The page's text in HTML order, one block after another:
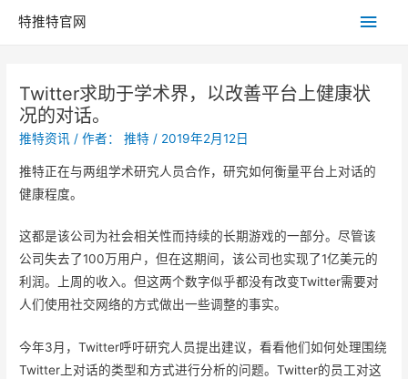
特推特官网
主
单
Twitter求助于学术界，以改善平台上健康状
况的对话。
推特资讯 / 作者：推特 / 2019年2月12日
推特正在与两组学术研究人员合作，研究如何衡量平台上对话的
健康程度。
这都是该公司为社会相关性而持续的长期游戏的一部分。尽管该
公司失去了100万用户，但在这期间，该公司也实现了1亿美元的
利润。上周的收入。但这两个数字似乎都没有改变Twitter需要对
人们使用社交网络的方式做出一些调整的事实。
今年3月，Twitter呼吁研究人员提出建议，看看他们如何处理围绕
Twitter上对话的类型和方式进行分析的问题。Twitter的员工对这